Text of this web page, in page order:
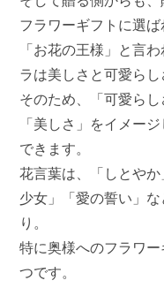
フラワーギフトに選ば
「お花の王様」と言
ラは美しさと可愛らし
そのため、「可愛ら
「美しさ」をイメー
できます。
花言葉は、「しとや
少女」「愛の誓い」
り。
特に奥様へのフラワ
つです。